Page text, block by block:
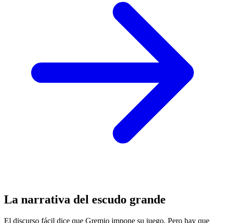
La narrativa del escudo grande
El discurso fácil dice que Gremio impone su juego. Pero hay que